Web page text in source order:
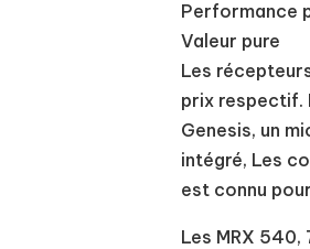
Performance
Valeur pure
Les
prix respectif.
Genesis, un
intégré, Les
est connu
Les MRX